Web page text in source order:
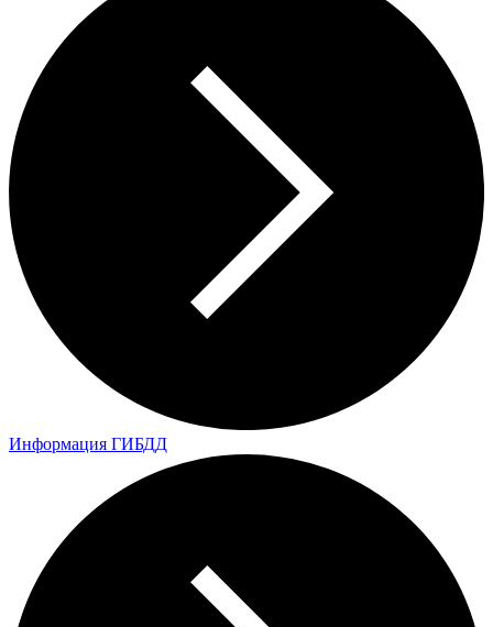
Информация ГИБДД